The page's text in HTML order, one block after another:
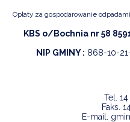
Opłaty za gospodarowanie
KBS o/Bochnia nr 58
NIP GMINY : 868-10-
Tel.
Faks.
E-mail.